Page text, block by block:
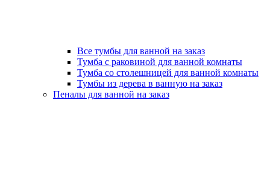
Все тумбы для ванной на заказ
Тумба с раковиной для ванной комнаты
Тумба со столешницей для ванной комнаты
Тумбы из дерева в ванную на заказ
Пеналы для ванной на заказ